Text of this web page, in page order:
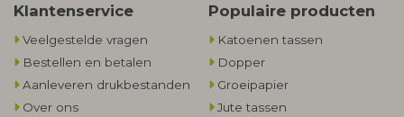
Klantenservice
Veelgestelde vragen
Bestellen en betalen
Aanleveren drukbestanden
Over ons
Populaire producten
Katoenen tassen
Dopper
Groeipapier
Jute tassen